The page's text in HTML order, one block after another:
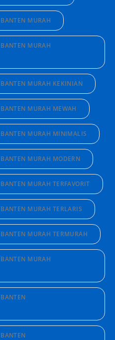
MURAH
MURAH
MURAH KEKINIAN
MURAH MEWAH
MURAH MINIMALIS
MURAH MODERN
MURAH TERFAVORIT
MURAH TERLARIS
MURAH TERMURAH
MURAH